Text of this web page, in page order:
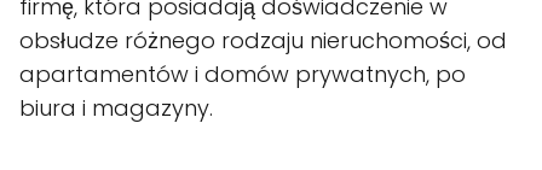
firmę, która posiadają doświadczenie w
obsłudze różnego rodzaju nieruchomości, od
apartamentów i domów prywatnych, po
biura i magazyny.